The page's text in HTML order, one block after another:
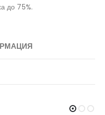
до 75%.